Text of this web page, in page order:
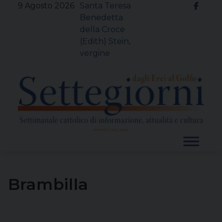
9 Agosto 2026
Santa Teresa
Benedetta
della Croce
(Edith) Stein,
vergine
Brambilla